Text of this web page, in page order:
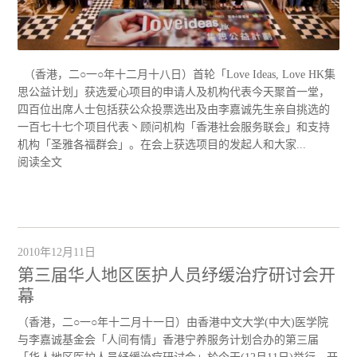
（香港，二○一○年十二月十八日）首轮「Love Ideas, Love HK集
思公益计划」获选爱心项目的申请人及机构代表今天聚首一堂，
四百位出席人士包括获公众投票选出及由李嘉诚先生亲自挑选的
一百七十七个项目代表丶顾问机构「香港社会服务联会」和支持
机构「圣雅各福群会」。在会上获选项目的发起人和大家...
阅读全文
2010年12月11日
第三届华人地区医护人员纾缓治疗研讨会开
幕
（香港，二○一○年十二月十一日）由香港中文大学(中大)医学院
与李嘉诚基金会「人间有情」香港宁养服务计划合办的第三届